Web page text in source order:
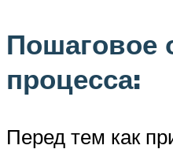
Пошаговое
процесса:
Перед тем как